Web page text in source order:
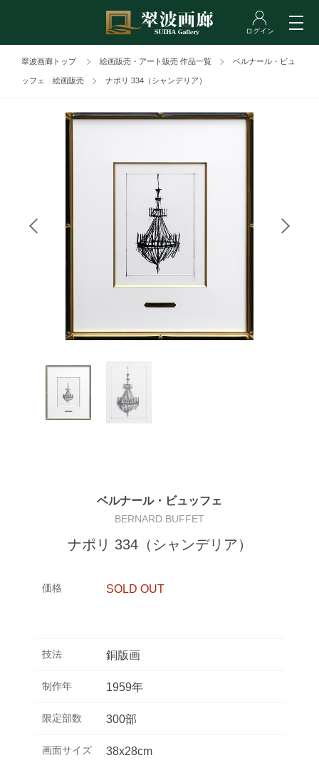
翠波画廊トップ 絵画販売・アート販売 作品一覧 ベルナール・ビュ
ッフェ 絵画販売 ナポリ 334（シャンデリア）
ベルナール・ビュッフェ
BERNARD BUFFET
ナポリ 334（シャンデリア）
価格 SOLD OUT
技法 銅版画
制作年 1959年
限定部数 300部
画面サイズ 38x28cm